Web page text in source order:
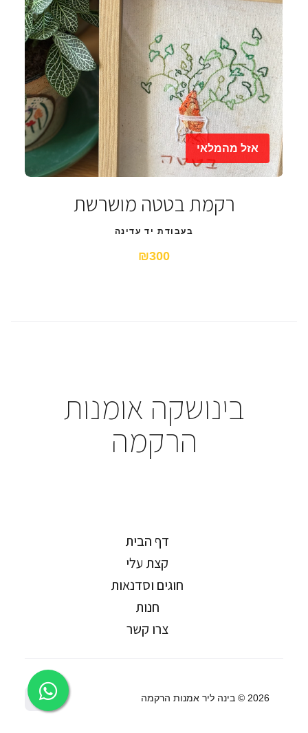
אזל מהמלאי
רקמת בטטה מושרשת
בעבודת יד עדינה
₪300
בינושקה אומנות
הרקמה
דף הבית
קצת עלי
חוגים וסדנאות
חנות
צרו קשר
2026 © בינה ליר אמנות הרקמה